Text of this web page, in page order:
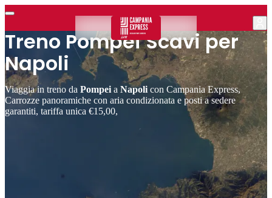
Treno Pompei Scavi per
Napoli
Viaggia in treno da Pompei a Napoli con Campania Express,
Carrozze panoramiche con aria condizionata e posti a sedere
garantiti, tariffa unica €15,00,